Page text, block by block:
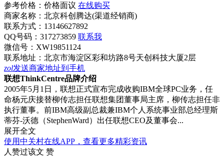
参考价格： 价格面议 在线购买
商家名称： 北京科创腾达(渠道经销商)
联系方式： 13146627892
QQ号码：317273859 联系我
微信号： XW19851124
联系地址： 北京市海淀区彩和坊路8号天创科技大厦2层
zol发送商家地址到手机
联想ThinkCentre品牌介绍
2005年5月1日，联想正式宣布完成收购IBM全球PC业务，任
命杨元庆接替柳传志担任联想集团董事局主席，柳传志担任非
执行董事。前IBM高级副总裁兼IBM个人系统事业部总经理斯
蒂芬-沃德（StephenWard）出任联想CEO及董事会...
展开全文
使用中关村在线APP，查看更多精彩资讯
人赞过该文 赞